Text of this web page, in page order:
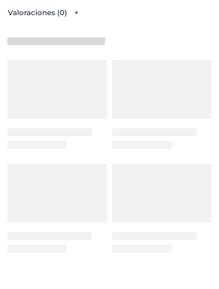
Valoraciones (0)